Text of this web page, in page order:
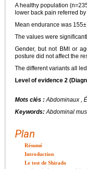
A healthy population
lower back pain referred
Mean endurance was
The values were
Gender, but not BMI or
posture did not affect the
The different variants all
Level of evidence 2
Mots clés :Abdominaux ,
Keywords:Abdominal
Plan
Résumé
Introduction
Le test de Shirado